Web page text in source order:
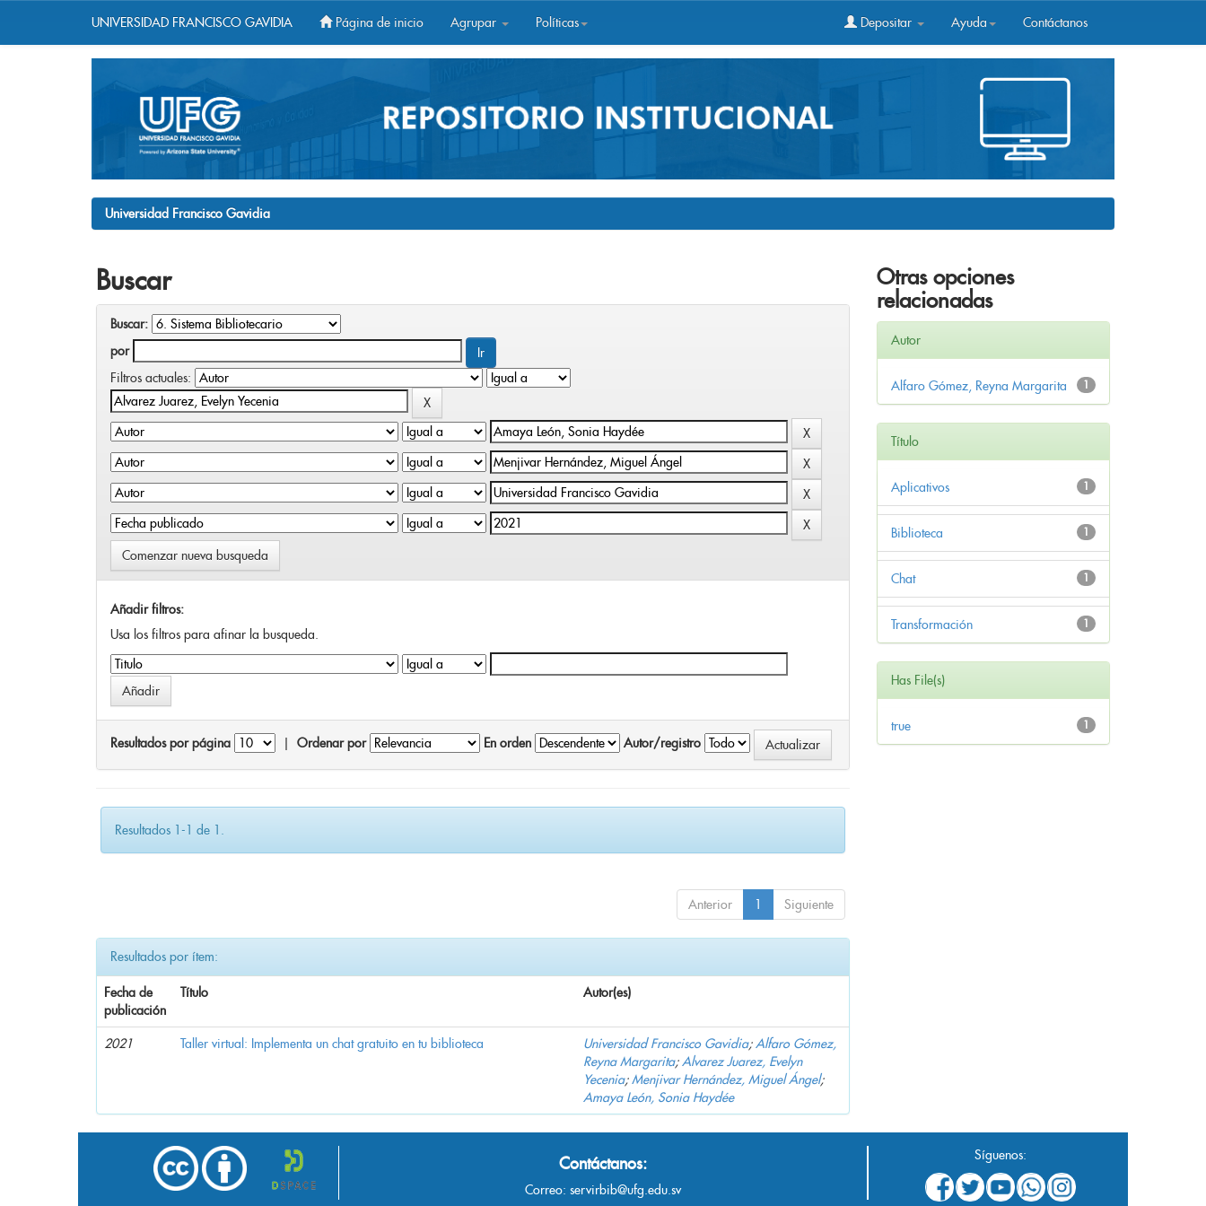
UNIVERSIDAD FRANCISCO GAVIDIA Página de inicio Agrupar Políticas Depositar Ayuda Contáctanos
Universidad Francisco Gavidia
Buscar
Buscar:
por
Filtros actuales:
Comenzar nueva busqueda
Añadir filtros:
Usa los filtros para afinar la busqueda.
Resultados por página Ordenar por En orden Autor/registro
Resultados 1-1 de 1.
Anterior 1 Siguiente
Resultados por ítem:
Fecha de
publicación
Título Autor(es)
2021 Taller virtual: Implementa un chat gratuito en tu biblioteca Universidad Francisco Gavidia;Alfaro Gómez,
Reyna Margarita;Alvarez Juarez, Evelyn
Yecenia;Menjivar Hernández, Miguel Ángel;
Amaya León, Sonia Haydée
Otras opciones
relacionadas
Autor
1
Alfaro Gómez, Reyna Margarita
Título
1
Aplicativos
1
Biblioteca
1
Chat
1
Transformación
Has File(s)
1
true
Contáctanos:
Correo: servirbib@ufg.edu.sv
Síguenos: